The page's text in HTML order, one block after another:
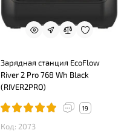
Зарядная станция EcoFlow
River 2 Pro 768 Wh Black
(RIVER2PRO)
19
Код: 2073